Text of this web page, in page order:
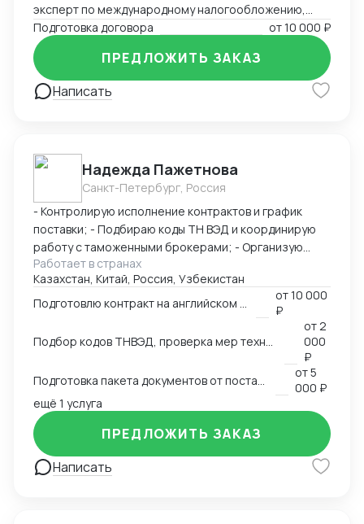
эксперт по международному налогообложению,
применению СОИДН, MLI. Подготовка правовых
заключений по налогообложению в РФ и
иностранных юрисдикциях. Структурирование
сделок. Анализ условий договоров, представление
интересов клиента в судах, налоговых органах,
Подготовка договора от10 000 ₽
Написать
ПРЕДЛОЖИТЬ ЗАКАЗ
Надежда Пажетнова
Санкт-Петербург, Россия
- Контролирую исполнение контрактов и график
поставки; - Подбираю коды ТН ВЭД и координирую
работу с таможенными брокерами; - Организую
сертификацию и взаимодействие с
аккредитованными органами; - Снижаю расходы за
счёт оптимизации логистики и правильного кода; -
Обеспечиваю юридическую чистоту сделок,
точность инвойсов, упаковочных листов, контрактов.
Работает в странах
Казахстан, Китай, Россия, Узбекистан
от10 000
₽
Подбор кодов ТНВЭД, проверка мер технического регулирования, запретов и ограничений
от2
000
₽
от5
000 ₽
ещё 1 услуга
Написать
ПРЕДЛОЖИТЬ ЗАКАЗ